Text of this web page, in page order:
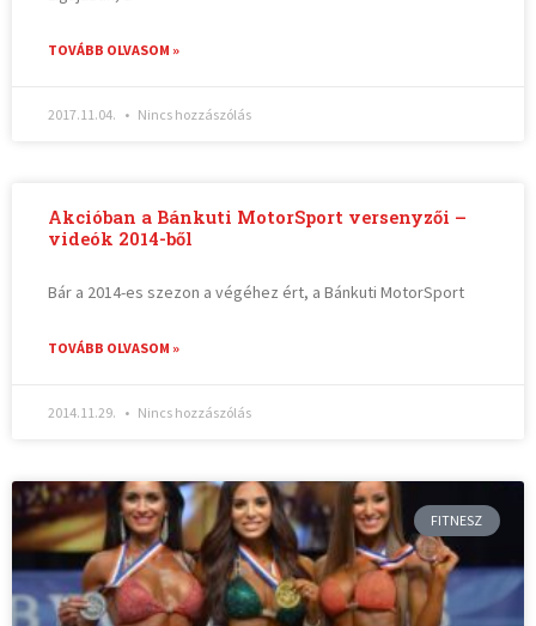
TOVÁBB OLVASOM »
2017.11.04. Nincs hozzászólás
Akcióban a Bánkuti MotorSport versenyzői –
videók 2014-ből
Bár a 2014-es szezon a végéhez ért, a Bánkuti MotorSport
TOVÁBB OLVASOM »
2014.11.29. Nincs hozzászólás
FITNESZ